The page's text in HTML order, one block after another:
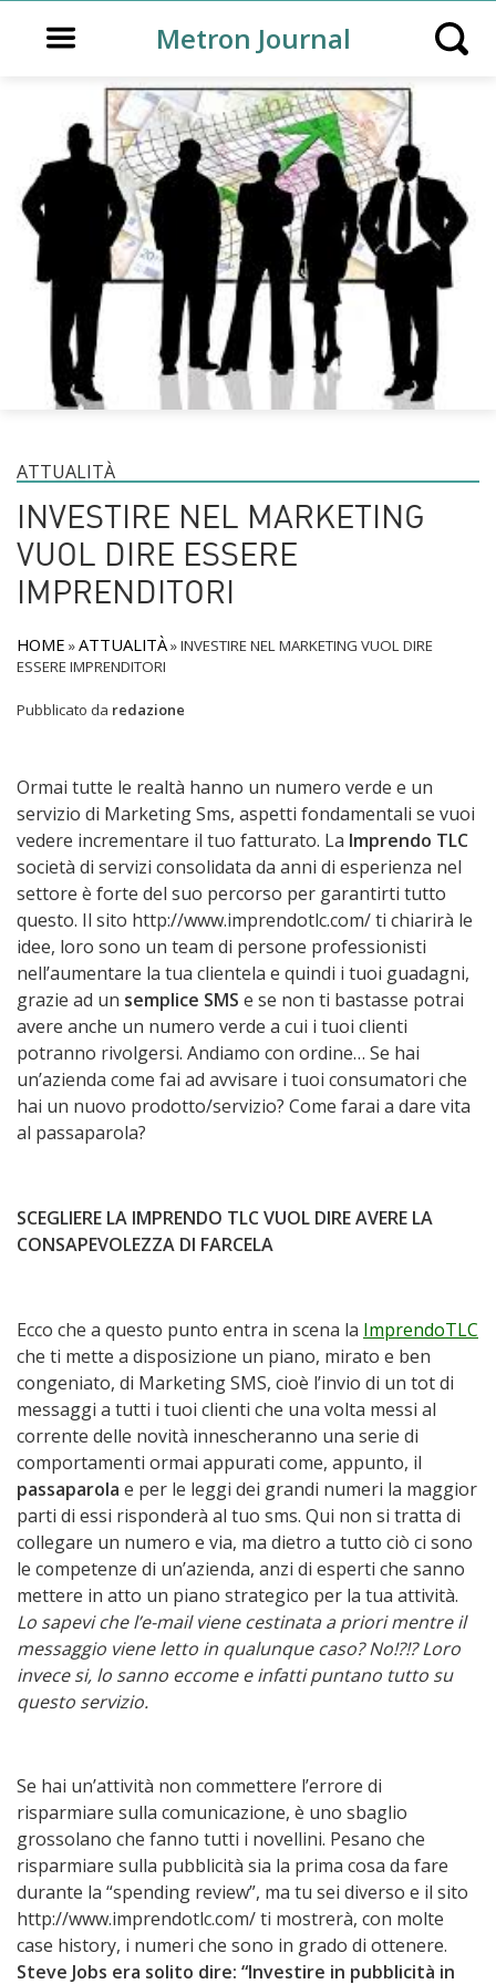
Open main menuMetron Journal Open
ATTUALITÀ
INVESTIRE NEL MARKETING
VUOL DIRE ESSERE
IMPRENDITORI
HOME »ATTUALITÀ»INVESTIRE NEL MARKETING VUOL DIRE
ESSERE IMPRENDITORI
Pubblicato da redazione
Ormai tutte le realtà hanno un numero verde e un
servizio di Marketing Sms, aspetti fondamentali se vuoi
vedere incrementare il tuo fatturato. La Imprendo TLC
società di servizi consolidata da anni di esperienza nel
settore è forte del suo percorso per garantirti tutto
questo. Il sito http://www.imprendotlc.com/ ti chiarirà le
idee, loro sono un team di persone professionisti
nell’aumentare la tua clientela e quindi i tuoi guadagni,
grazie ad un semplice SMS e se non ti bastasse potrai
avere anche un numero verde a cui i tuoi clienti
potranno rivolgersi. Andiamo con ordine… Se hai
un’azienda come fai ad avvisare i tuoi consumatori che
hai un nuovo prodotto/servizio? Come farai a dare vita
al passaparola?
SCEGLIERE LA IMPRENDO TLC VUOL DIRE AVERE LA
CONSAPEVOLEZZA DI FARCELA
Ecco che a questo punto entra in scena la ImprendoTLC
che ti mette a disposizione un piano, mirato e ben
congeniato, di Marketing SMS, cioè l’invio di un tot di
messaggi a tutti i tuoi clienti che una volta messi al
corrente delle novità innescheranno una serie di
comportamenti ormai appurati come, appunto, il
passaparola e per le leggi dei grandi numeri la maggior
parti di essi risponderà al tuo sms. Qui non si tratta di
collegare un numero e via, ma dietro a tutto ciò ci sono
le competenze di un’azienda, anzi di esperti che sanno
mettere in atto un piano strategico per la tua attività.
Lo sapevi che l’e-mail viene cestinata a priori mentre il
messaggio viene letto in qualunque caso? No!?!? Loro
invece si, lo sanno eccome e infatti puntano tutto su
questo servizio.
Se hai un’attività non commettere l’errore di
risparmiare sulla comunicazione, è uno sbaglio
grossolano che fanno tutti i novellini. Pesano che
risparmiare sulla pubblicità sia la prima cosa da fare
durante la “spending review”, ma tu sei diverso e il sito
http://www.imprendotlc.com/ ti mostrerà, con molte
case history, i numeri che sono in grado di ottenere.
Steve Jobs era solito dire: “Investire in pubblicità in